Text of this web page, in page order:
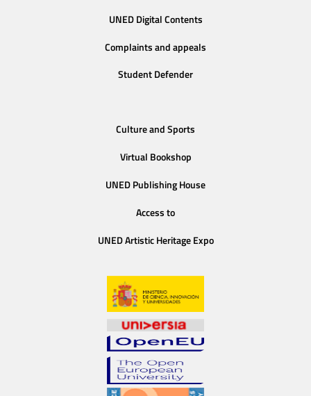
UNED Digital Contents
Complaints and appeals
Student Defender
Culture and Sports
Virtual Bookshop
UNED Publishing House
Access to
UNED Artistic Heritage Expo